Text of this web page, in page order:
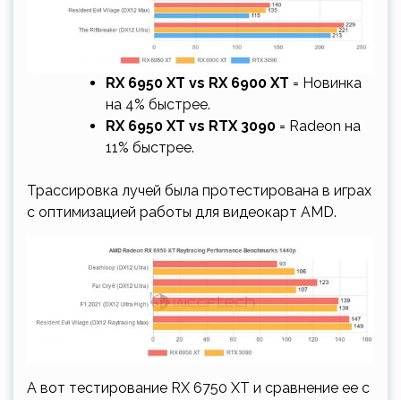
RX 6950 XT vs RX 6900 XT = Новинка
на 4% быстрее.
RX 6950 XT vs RTX 3090 = Radeon на
11% быстрее.
Трассировка лучей была протестирована в играх
с оптимизацией работы для видеокарт AMD.
А вот тестирование RX 6750 XT и сравнение ее с